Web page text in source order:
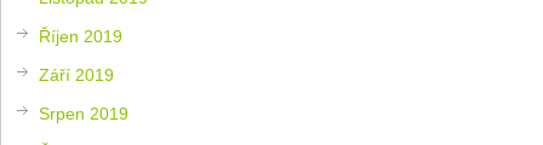
Říjen 2019
Září 2019
Srpen 2019